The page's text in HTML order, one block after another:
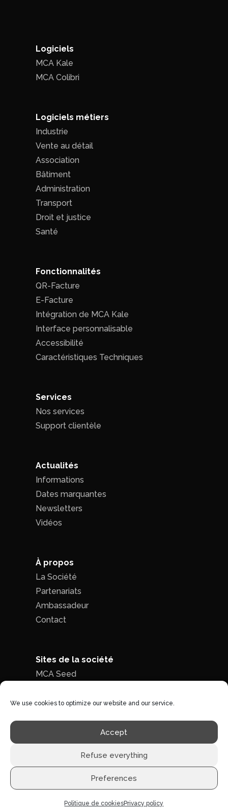
We use cookies to optimize our website and our service.
Accept
Refuse everything
Preferences
Politique de cookiesPrivacy policy
Logiciels
MCA Kale
MCA Colibri
Logiciels métiers
Industrie
Vente au détail
Association
Bâtiment
Administration
Transport
Droit et justice
Santé
Fonctionnalités
QR-Facture
E-Facture
Intégration de MCA Kale
Interface personnalisable
Accessibilité
Caractéristiques Techniques
Services
Nos services
Support clientèle
Actualités
Informations
Dates marquantes
Newsletters
Vidéos
À propos
La Société
Partenariats
Ambassadeur
Contact
Sites de la société
MCA Seed
Politique de confidentialité|Conditions
générales de ventes
©1996 - 2026 MCA-concept -